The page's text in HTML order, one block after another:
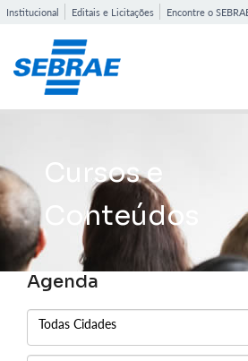
Institucional Editais e Licitações Encontre o
Cursos e
Conteúdos
Agenda
Todas Cidades